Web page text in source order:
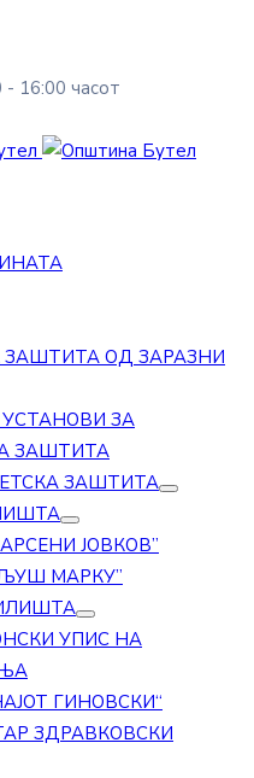
16:00 часот
ЗАШТИТА ОД ЗАРАЗНИ
ЗА
ЗАШТИТА
ЗАШТИТА
ЈОВКОВ”
МАРКУ”
УПИС НА
ГИНОВСКИ“
ЗДРАВКОВСКИ